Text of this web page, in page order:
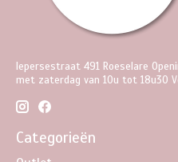
Iepersestraat 491 Roeselare
met zaterdag van 10u tot 18u30
Categorieën